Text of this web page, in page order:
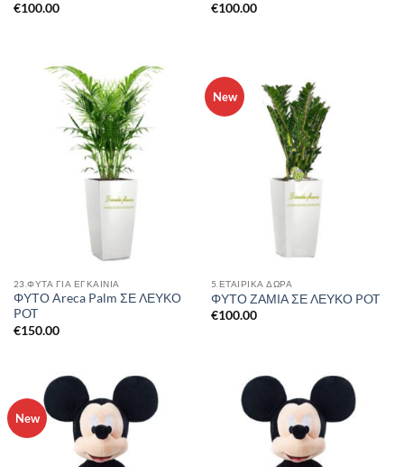
€100.00
€100.00
23.ΦΥΤΆ ΓΙΑ ΕΓΚΑΊΝΙΑ
ΦΥΤΟ Areca Palm ΣΕ ΛΕΥΚΟ
POT
€150.00
New
5.ΕΤΑΙΡΙΚΆ ΔΏΡΑ
ΦΥΤΟ ΖΑΜΙΑ ΣΕ ΛΕΥΚΟ POT
€100.00
New